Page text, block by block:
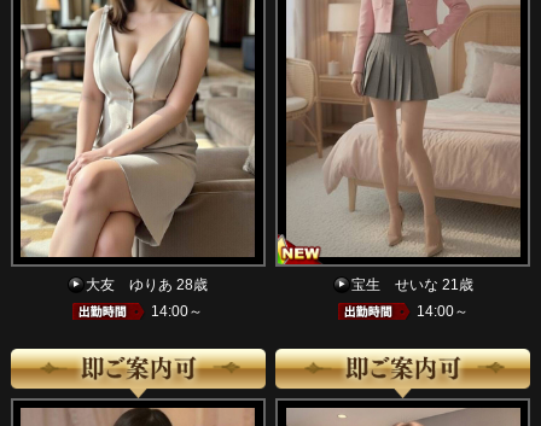
大友 ゆりあ 28歳
14:00～
宝生 せいな 21歳
14:00～